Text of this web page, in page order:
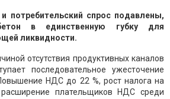
потребительский спрос подавлены,
в единственную губку для
ликвидности.
отсутствия продуктивных каналов
последовательное ужесточение
НДС до 22 %, рост налога на
плательщиков НДС среди